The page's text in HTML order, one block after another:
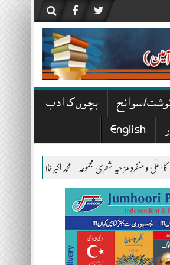
سوانح
بچوں کا ادب
English
مجموعہ – محمد اکبر خان اکبر تھا سراپا روح تو بزمِ سخن